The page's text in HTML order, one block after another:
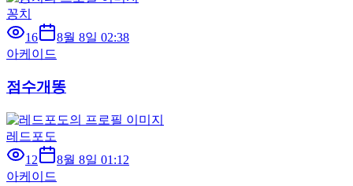
꽁치
16
8월 8일 02:38
아케이드
점수개똥
레드포도
12
8월 8일 01:12
아케이드